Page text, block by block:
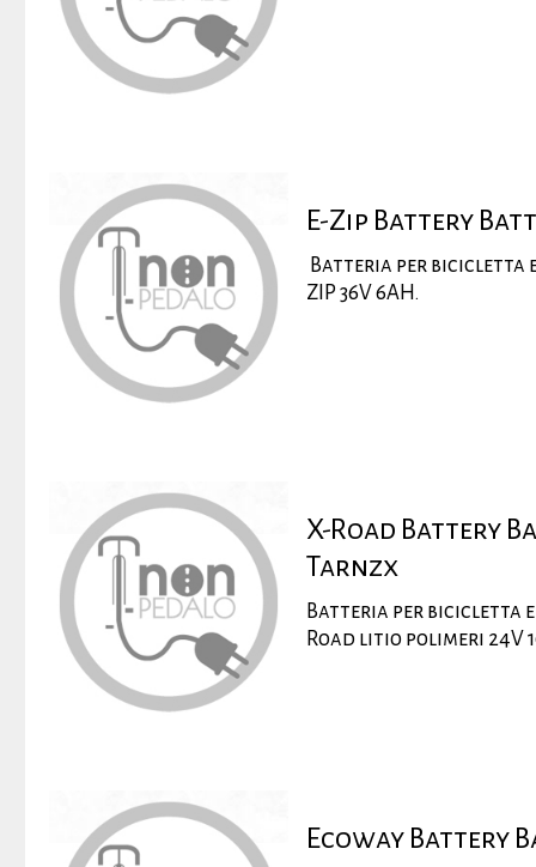
E-Zip Battery
Batteria per bicicletta
ZIP 36V 6AH.
X-Road Battery
Tarnzx
Batteria per bicicletta
Road litio polimeri 24V
Ecoway Battery